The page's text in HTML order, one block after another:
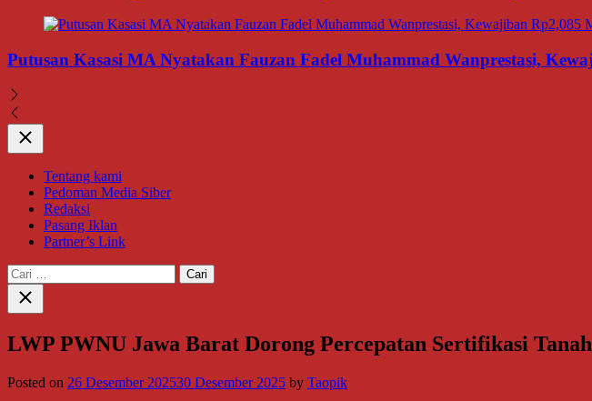
Putusan Kasasi MA Nyatakan Fauzan Fadel Muhammad Wanprestasi,
Close
Tentang kami
Pedoman Media Siber
Redaksi
Pasang Iklan
Partner’s Link
Cari
untuk:
Close
search
LWP PWNU Jawa Barat Dorong Percepatan Sertifikasi
Posted on 26 Desember 202530 Desember 2025 by Taopik